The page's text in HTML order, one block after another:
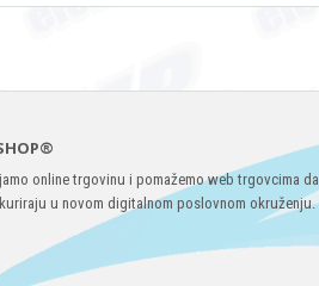
online trgovinu i pomažemo web trgovcima da
u novom digitalnom poslovnom okruženju.